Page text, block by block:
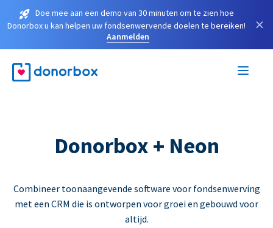
Doe mee aan een demo van 30 minuten om te zien hoe
Donorbox u kan helpen uw fondsenwervende doelen te bereiken!
Aanmelden
×
Donorbox + Neon
Combineer toonaangevende software voor fondsenwerving
met een CRM die is ontworpen voor groei en gebouwd voor
altijd.